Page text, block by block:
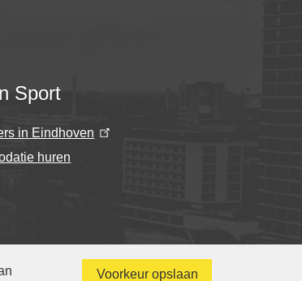
Voorkeur opslaan
Sport
in Eindhoven
huren